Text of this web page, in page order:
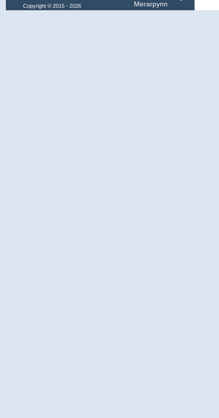
Мегагрупп
Copyright © 2015 - 2026
Klimat-Expo